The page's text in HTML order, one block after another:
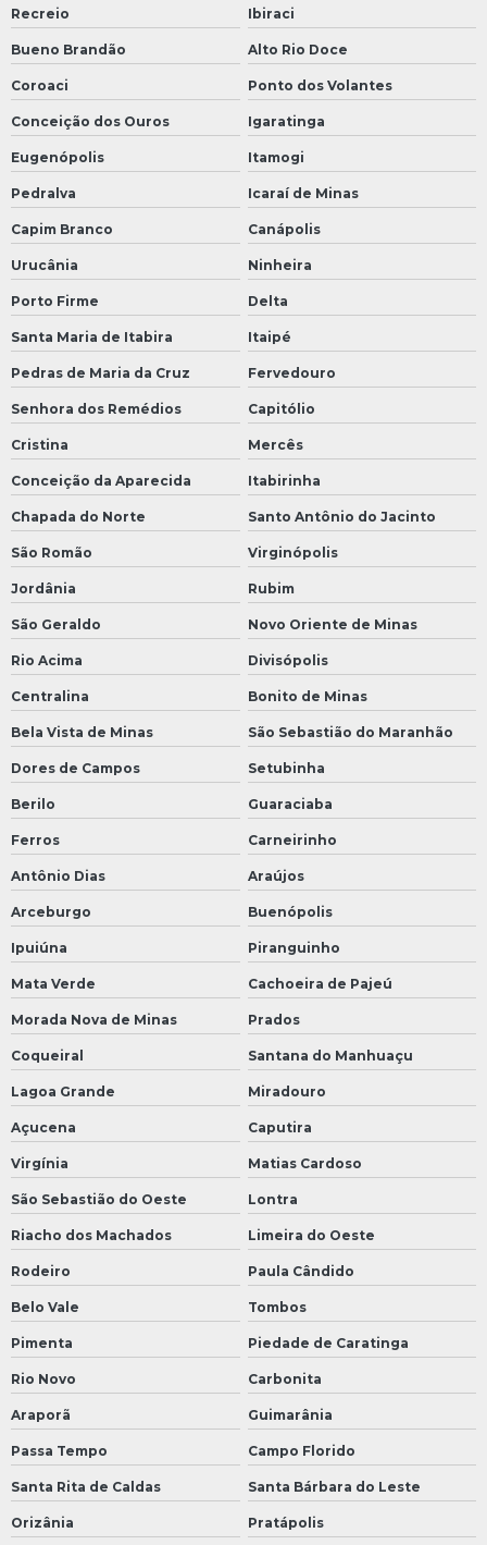
Recreio Ibiraci
Bueno Brandão Alto Rio Doce
Coroaci Ponto dos Volantes
Conceição dos Ouros Igaratinga
Eugenópolis Itamogi
Pedralva Icaraí de Minas
Capim Branco Canápolis
Urucânia Ninheira
Porto Firme Delta
Santa Maria de Itabira Itaipé
Pedras de Maria da Cruz Fervedouro
Senhora dos Remédios Capitólio
Cristina Mercês
Conceição da Aparecida Itabirinha
Chapada do Norte Santo Antônio do Jacinto
São Romão Virginópolis
Jordânia Rubim
São Geraldo Novo Oriente de Minas
Rio Acima Divisópolis
Centralina Bonito de Minas
Bela Vista de Minas São Sebastião do Maranhão
Dores de Campos Setubinha
Berilo Guaraciaba
Ferros Carneirinho
Antônio Dias Araújos
Arceburgo Buenópolis
Ipuiúna Piranguinho
Mata Verde Cachoeira de Pajeú
Morada Nova de Minas Prados
Coqueiral Santana do Manhuaçu
Lagoa Grande Miradouro
Açucena Caputira
Virgínia Matias Cardoso
São Sebastião do Oeste Lontra
Riacho dos Machados Limeira do Oeste
Rodeiro Paula Cândido
Belo Vale Tombos
Pimenta Piedade de Caratinga
Rio Novo Carbonita
Araporã Guimarânia
Passa Tempo Campo Florido
Santa Rita de Caldas Santa Bárbara do Leste
Orizânia Pratápolis